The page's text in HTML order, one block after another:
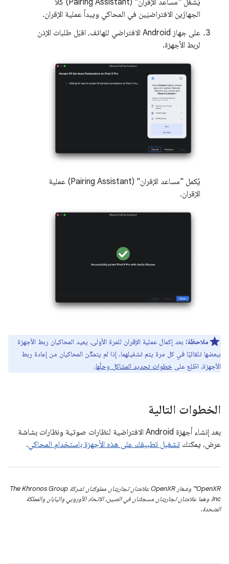
الجهازَين الافتراضيَين في المحاكي ويبدأ عملية الإقران.
على جهاز Android الافتراضي للهاتف، اقبَل طلبات الإذن
لربط الأجهزة.
يُكمل "مساعد الإقران" (Pairing Assistant) عملية
الإقران.
ملاحظة: بعد إكمال عملية الإقران للمرة الأولى، يعيد المحاكيان ربط الأجهزة
ببعضها تلقائيًا في كل مرة يتم تشغيلهما. إذا لم يتمكّن المحاكيان من إعادة ربط
الأجهزة، اطّلِع على خطوات تحديد المشاكل وحلّها.
الخطوات التالية
بعد إنشاء أجهزة Android الافتراضية لنظارات صوتية ونظارات بشاشة
عرض، يمكنك تشغيل تطبيقك على هذه الأجهزة باستخدام المحاكي.
‫OpenXR™ وشعار OpenXR علامتان تجاريتان مملوكتان لشركة The Khronos Group
Inc. وهما علامتان تجاريتان مسجلتان في الصين، الاتحاد الأوروبي واليابان والمملكة
المتحدة.